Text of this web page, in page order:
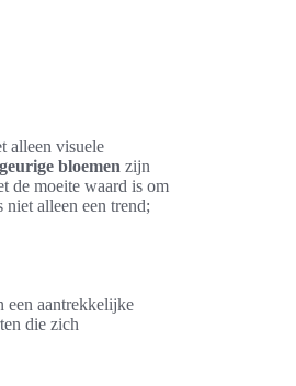
alleen visuele
bloemen zijn
de moeite waard is om
niet alleen een trend;
een aantrekkelijke
die zich